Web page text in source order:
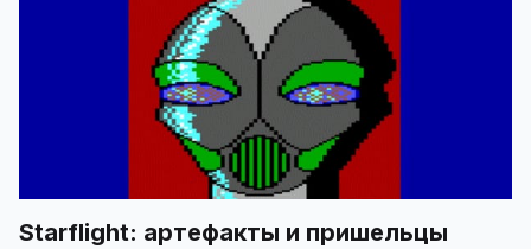
Starflight: артефакты и пришельцы